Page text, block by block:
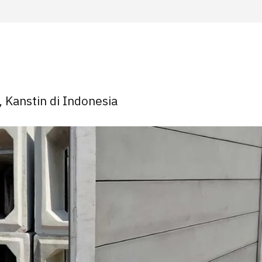
di Indonesia